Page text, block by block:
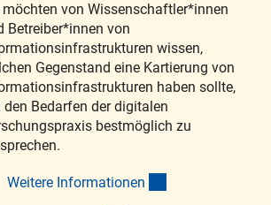
von Wissenschaftler*innen
Betreiber*innen von
wissen,
Gegenstand eine Kartierung von
haben sollte,
den Bedarfen der digitalen
bestmöglich zu
Weitere Informationen